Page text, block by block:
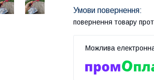
повернення товару